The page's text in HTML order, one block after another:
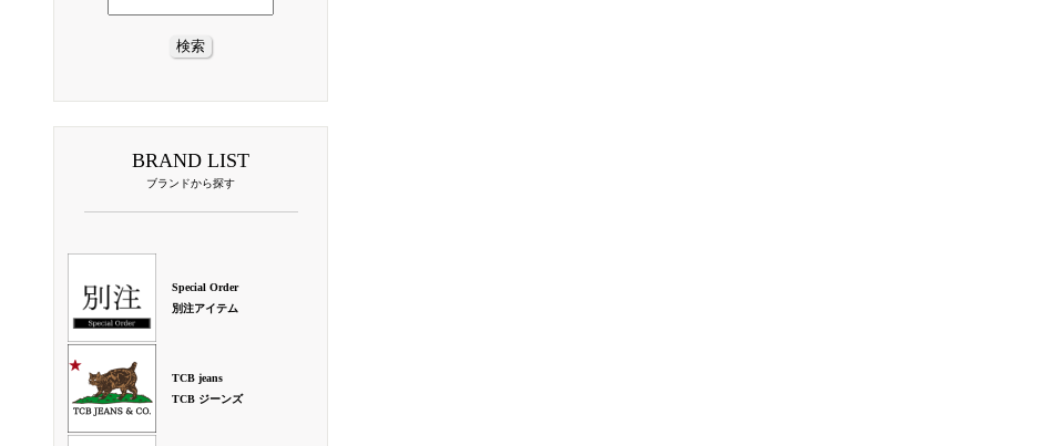
BRAND LIST
ブランドから探す
Special Order
別注アイテム
TCB jeans
TCB ジーンズ